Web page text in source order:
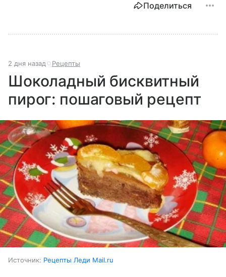
Поделиться
2 дня назад Рецепты
Шоколадный бисквитный
пирог: пошаговый рецепт
Источник: Рецепты Леди Mail.ru